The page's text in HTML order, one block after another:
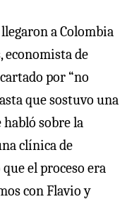
a Colombia
economista de
por “no
que sostuvo una
habló sobre la
clínica de
el proceso era
con Flavio y